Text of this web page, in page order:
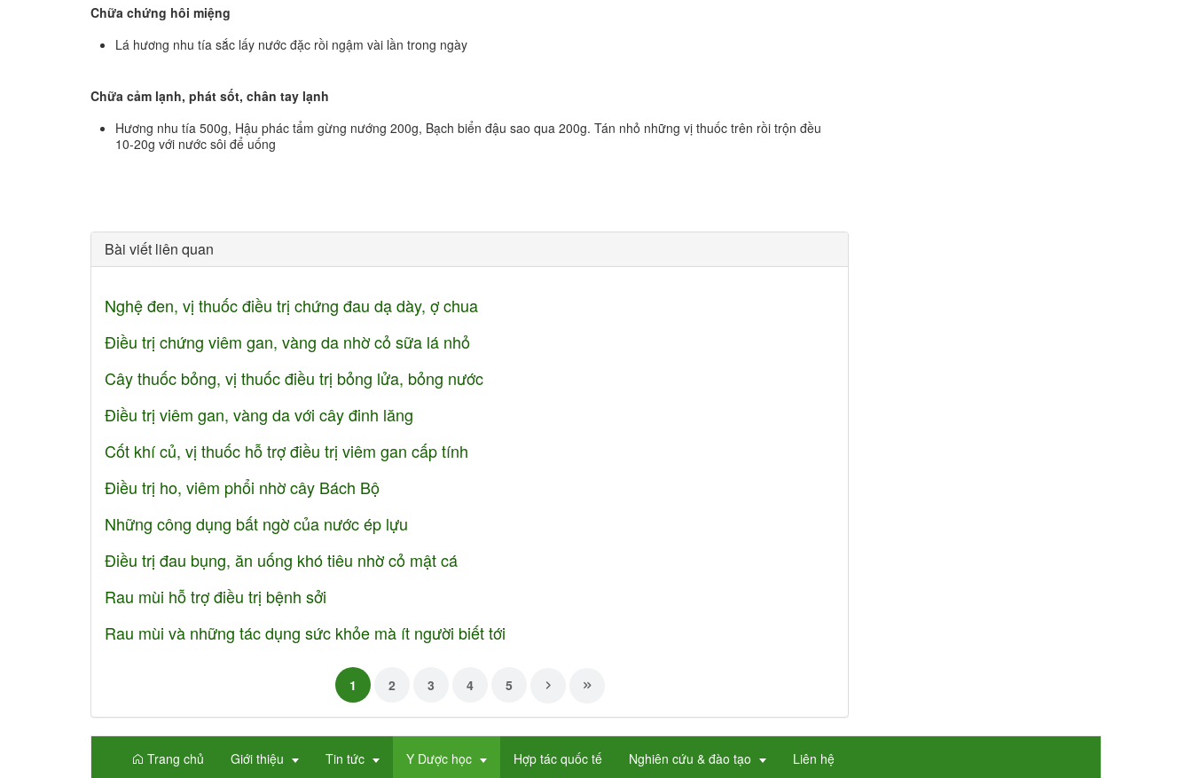
Chữa chứng hôi miệng
Lá hương nhu tía sắc lấy nước đặc rồi ngậm vài lần trong ngày
Chữa cảm lạnh, phát sốt, chân tay lạnh
Hương nhu tía 500g, Hậu phác tẩm gừng nướng 200g, Bạch biển đậu sao qua 200g. Tán nhỏ những vị thuốc trên rồi trộn đều
10-20g với nước sôi để uống
Bài viết liên quan
Nghệ đen, vị thuốc điều trị chứng đau dạ dày, ợ chua
Điều trị chứng viêm gan, vàng da nhờ cỏ sữa lá nhỏ
Cây thuốc bỏng, vị thuốc điều trị bỏng lửa, bỏng nước
Điều trị viêm gan, vàng da với cây đinh lăng
Cốt khí củ, vị thuốc hỗ trợ điều trị viêm gan cấp tính
Điều trị ho, viêm phổi nhờ cây Bách Bộ
Những công dụng bất ngờ của nước ép lựu
Điều trị đau bụng, ăn uống khó tiêu nhờ cỏ mật cá
Rau mùi hỗ trợ điều trị bệnh sởi
Rau mùi và những tác dụng sức khỏe mà ít người biết tới
1 2 3 4 5
Trang chủ Giới thiệu Tin tức Y Dược học Hợp tác quốc tế Nghiên cứu & đào tạo Liên hệ